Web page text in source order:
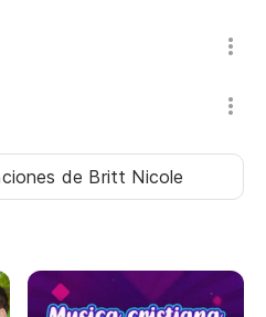
de Britt Nicole